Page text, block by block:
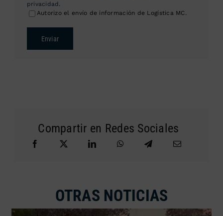
privacidad .
Autorizo el envío de información de Logística MC.
Enviar
Compartir en Redes Sociales
OTRAS NOTICIAS